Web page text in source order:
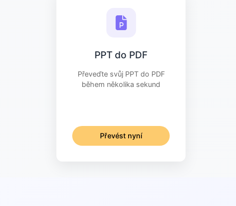
PPT do PDF
Převeďte svůj PPT do PDF
během několika sekund
Převést nyní